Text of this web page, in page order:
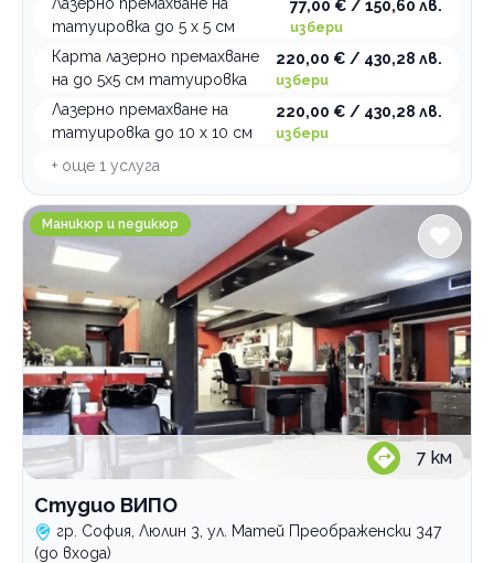
татуировка до 5 х 5 см
77,00 € / 150,60 лв.
избери
Карта лазерно премахване
на до 5х5 см татуировка
220,00 € / 430,28 лв.
избери
Лазерно премахване на
татуировка до 10 х 10 см
220,00 € / 430,28 лв.
избери
+ още 1 услуга
Студио ВИПО
Маникюр и педикюр
7 км
Студио ВИПО
гр. София, Люлин 3, ул. Матей Преображенски 347
(до входа)